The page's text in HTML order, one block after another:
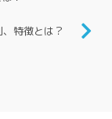
特徴とは？